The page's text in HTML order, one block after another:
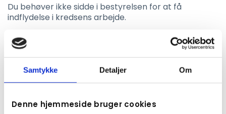
Samtykke Detaljer Om
Denne hjemmeside bruger cookies
Du behøver ikke sidde i bestyrelsen for at få
indflydelse i kredsens arbejde.
Læs mere